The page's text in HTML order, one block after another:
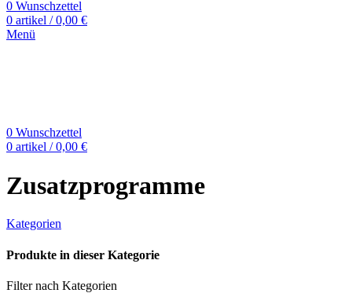
0 Wunschzettel
0 artikel / 0,00 €
Menü
0 Wunschzettel
0 artikel / 0,00 €
Zusatzprogramme
Kategorien
Produkte in dieser Kategorie
Filter nach Kategorien